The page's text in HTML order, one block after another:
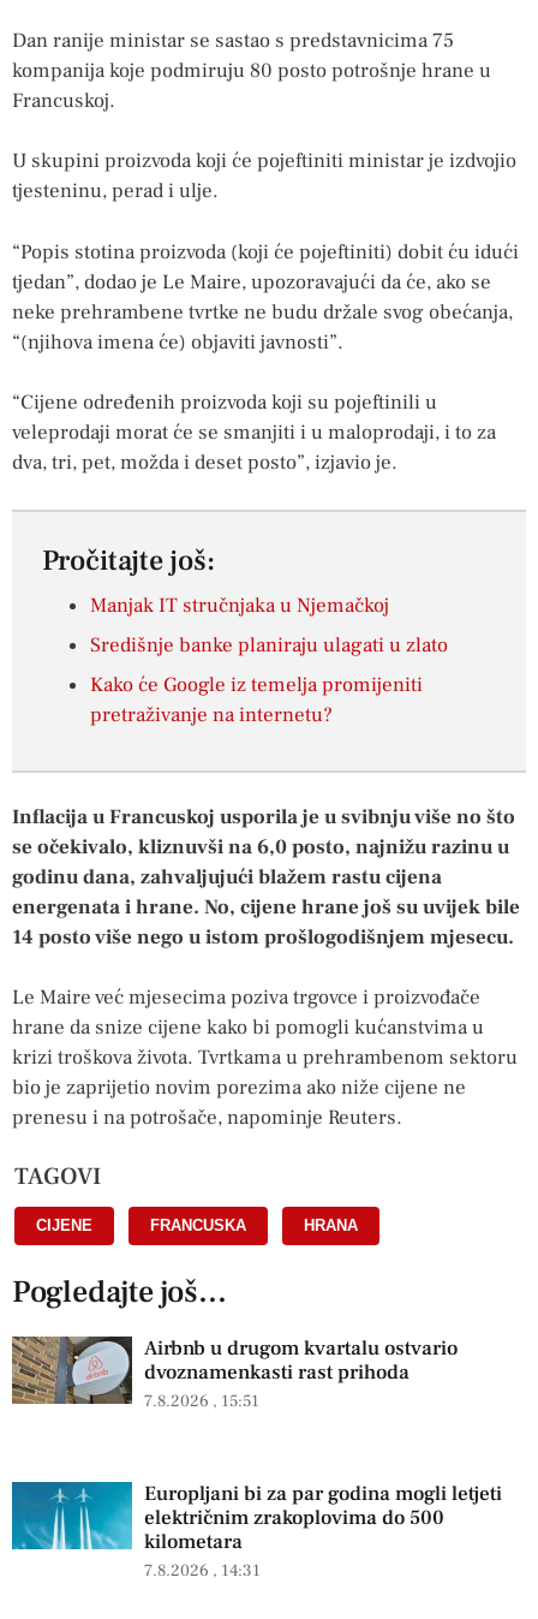
Dan ranije ministar se sastao s predstavnicima 75
kompanija koje podmiruju 80 posto potrošnje hrane u
Francuskoj.
U skupini proizvoda koji će pojeftiniti ministar je izdvojio
tjesteninu, perad i ulje.
“Popis stotina proizvoda (koji će pojeftiniti) dobit ću idući
tjedan”, dodao je Le Maire, upozoravajući da će, ako se
neke prehrambene tvrtke ne budu držale svog obećanja,
“(njihova imena će) objaviti javnosti”.
“Cijene određenih proizvoda koji su pojeftinili u
veleprodaji morat će se smanjiti i u maloprodaji, i to za
dva, tri, pet, možda i deset posto”, izjavio je.
Pročitajte još:
Manjak IT stručnjaka u Njemačkoj
Središnje banke planiraju ulagati u zlato
Kako će Google iz temelja promijeniti
pretraživanje na internetu?
Inflacija u Francuskoj usporila je u svibnju više no što
se očekivalo, kliznuvši na 6,0 posto, najnižu razinu u
godinu dana, zahvaljujući blažem rastu cijena
energenata i hrane. No, cijene hrane još su uvijek bile
14 posto više nego u istom prošlogodišnjem mjesecu.
Le Maire već mjesecima poziva trgovce i proizvođače
hrane da snize cijene kako bi pomogli kućanstvima u
krizi troškova života. Tvrtkama u prehrambenom sektoru
bio je zaprijetio novim porezima ako niže cijene ne
prenesu i na potrošače, napominje Reuters.
TAGOVI
CIJENE FRANCUSKA HRANA
Pogledajte još...
Airbnb u drugom kvartalu ostvario
dvoznamenkasti rast prihoda
7.8.2026 15:51
Europljani bi za par godina mogli letjeti
električnim zrakoplovima do 500
kilometara
7.8.2026 14:31